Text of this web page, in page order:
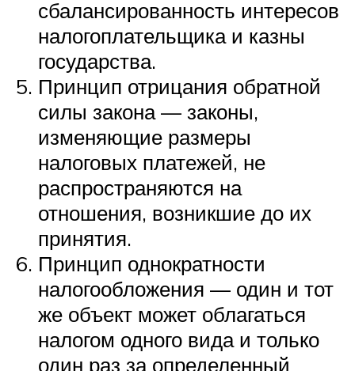
сбалансированность интересов
налогоплательщика и казны
государства.
Принцип отрицания обратной
силы закона — законы,
изменяющие размеры
налоговых платежей, не
распространяются на
отношения, возникшие до их
принятия.
Принцип однократности
налогообложения — один и тот
же объект может облагаться
налогом одного вида и только
один раз за определенный